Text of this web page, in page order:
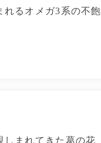
れるオメガ3系の不飽
しまれてきた葛の花